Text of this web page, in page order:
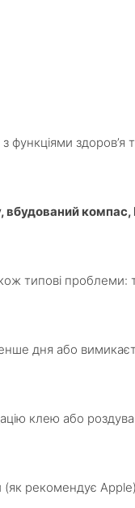
типові
або
клею або
(як рекомендує